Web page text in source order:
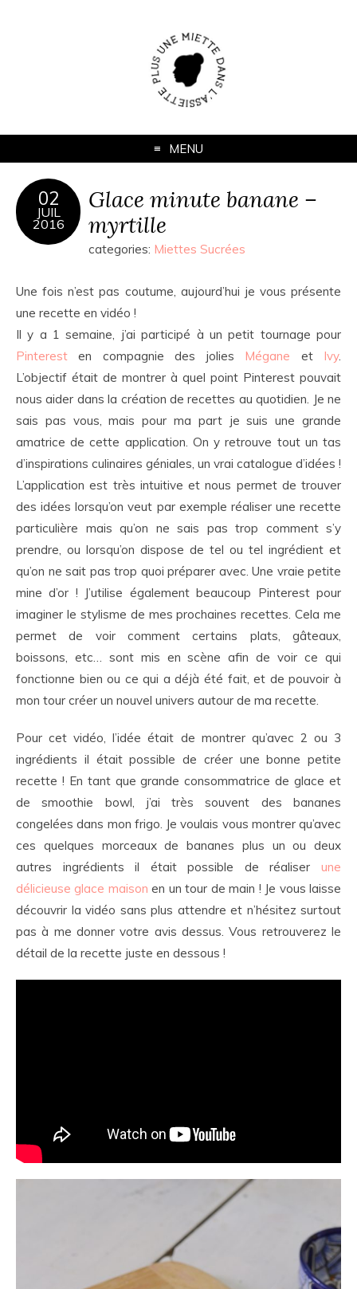
MENU
02
JUIL
2016
Glace minute banane –
myrtille
categories: Miettes Sucrées
Une fois n’est pas coutume, aujourd’hui je vous présente
une recette en vidéo !
Il y a 1 semaine, j’ai participé à un petit tournage pour
Pinterest en compagnie des jolies Mégane et Ivy.
L’objectif était de montrer à quel point Pinterest pouvait
nous aider dans la création de recettes au quotidien. Je ne
sais pas vous, mais pour ma part je suis une grande
amatrice de cette application. On y retrouve tout un tas
d’inspirations culinaires géniales, un vrai catalogue d’idées !
L’application est très intuitive et nous permet de trouver
des idées lorsqu’on veut par exemple réaliser une recette
particulière mais qu’on ne sais pas trop comment s’y
prendre, ou lorsqu’on dispose de tel ou tel ingrédient et
qu’on ne sait pas trop quoi préparer avec. Une vraie petite
mine d’or ! J’utilise également beaucoup Pinterest pour
imaginer le stylisme de mes prochaines recettes. Cela me
permet de voir comment certains plats, gâteaux,
boissons, etc… sont mis en scène afin de voir ce qui
fonctionne bien ou ce qui a déjà été fait, et de pouvoir à
mon tour créer un nouvel univers autour de ma recette.
Pour cet vidéo, l’idée était de montrer qu’avec 2 ou 3
ingrédients il était possible de créer une bonne petite
recette ! En tant que grande consommatrice de glace et
de smoothie bowl, j’ai très souvent des bananes
congelées dans mon frigo. Je voulais vous montrer qu’avec
ces quelques morceaux de bananes plus un ou deux
autres ingrédients il était possible de réaliser une
délicieuse glace maison en un tour de main ! Je vous laisse
découvrir la vidéo sans plus attendre et n’hésitez surtout
pas à me donner votre avis dessus. Vous retrouverez le
détail de la recette juste en dessous !